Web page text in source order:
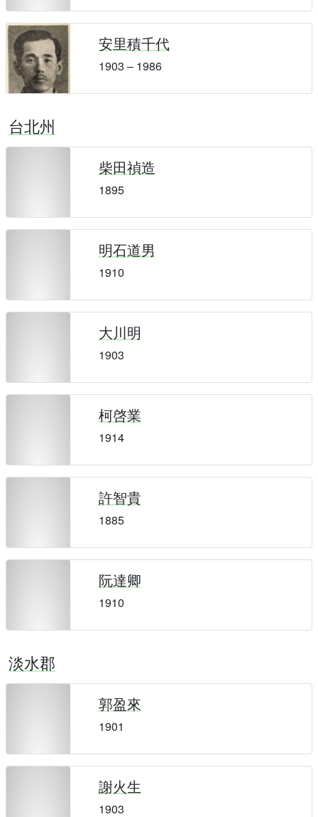
安里積千代
1903 – 1986
台北州
柴田禎造
1895
明石道男
1910
大川明
1903
柯啓業
1914
許智貴
1885
阮達卿
1910
淡水郡
郭盈來
1901
謝火生
1903